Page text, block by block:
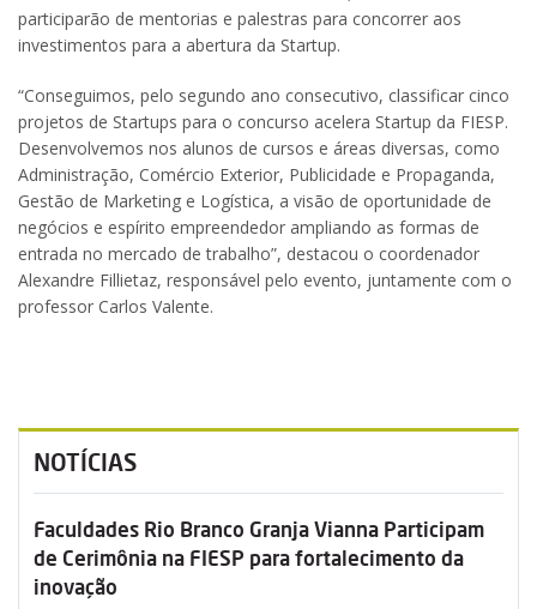
participarão de mentorias e palestras para concorrer aos
investimentos para a abertura da Startup.
“Conseguimos, pelo segundo ano consecutivo, classificar cinco
projetos de Startups para o concurso acelera Startup da FIESP.
Desenvolvemos nos alunos de cursos e áreas diversas, como
Administração, Comércio Exterior, Publicidade e Propaganda,
Gestão de Marketing e Logística, a visão de oportunidade de
negócios e espírito empreendedor ampliando as formas de
entrada no mercado de trabalho”, destacou o coordenador
Alexandre Fillietaz, responsável pelo evento, juntamente com o
professor Carlos Valente.
NOTÍCIAS
Faculdades Rio Branco Granja Vianna Participam
de Cerimônia na FIESP para fortalecimento da
inovação